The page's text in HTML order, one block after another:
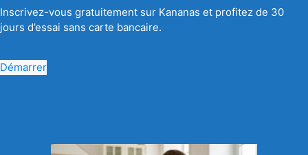
Inscrivez-vous gratuitement sur Kananas et profitez de 30
jours d’essai sans carte bancaire.
Démarrer